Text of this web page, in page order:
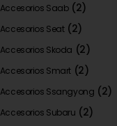
Accesorios Saab (2)
Accesorios Seat (2)
Accesorios Skoda (2)
Accesorios Smart (2)
Accesorios Ssangyong (2)
Accesorios Subaru (2)